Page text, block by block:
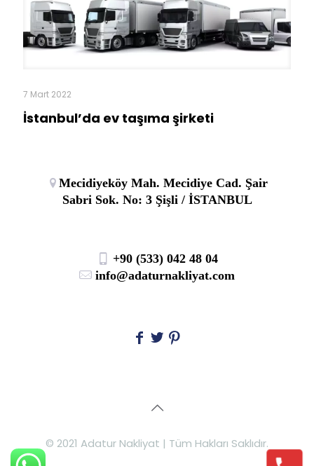
+90 (533) 042 48 04
info@adaturnakliyat.com
© 2021 Adatur Nakliyat | Tüm Hakları Saklıdır.